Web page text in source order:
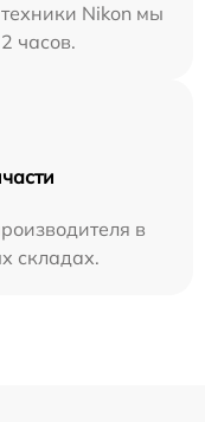
Nikon мы
часов.
в
складах.